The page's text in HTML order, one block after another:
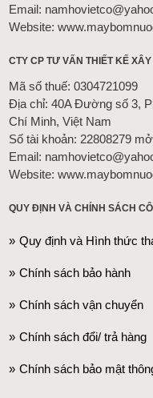
Email:
Website:
CTY CP TƯ VẤN THIẾT KẾ
Mã số thuế: 0304721099
Địa chỉ: 40A Đường số 3,
Chí Minh, Việt Nam
Số tài khoản: 22808279
Email:
Website:
QUY ĐỊNH VÀ CHÍNH SÁCH
Quy định và Hình thức
Chính sách bảo hành
Chính sách vận chuyển
Chính sách đổi/ trả hàng
Chính sách bảo mật